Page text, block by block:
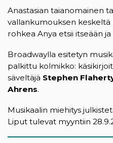
Anastasian taianomainen
vallankumouksen keskeltä
rohkea Anya etsii itseään
Broadwaylla esitetyn
palkittu kolmikko:
säveltäjä Stephen
Ahrens.
Musikaalin miehitys
Liput tulevat myyntiin